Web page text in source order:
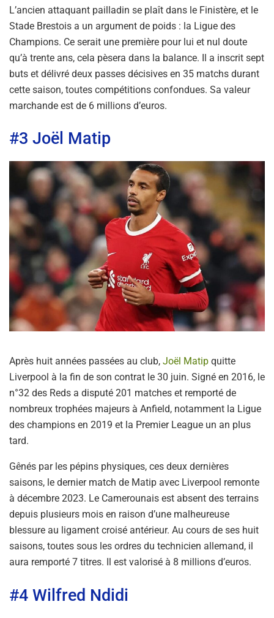
L’ancien attaquant pailladin se plaît dans le Finistère, et le
Stade Brestois a un argument de poids : la Ligue des
Champions. Ce serait une première pour lui et nul doute
qu’à trente ans, cela pèsera dans la balance. Il a inscrit sept
buts et délivré deux passes décisives en 35 matchs durant
cette saison, toutes compétitions confondues. Sa valeur
marchande est de 6 millions d’euros.
#3 Joël Matip
Après huit années passées au club, Joël Matip quitte
Liverpool à la fin de son contrat le 30 juin. Signé en 2016, le
n°32 des Reds a disputé 201 matches et remporté de
nombreux trophées majeurs à Anfield, notamment la Ligue
des champions en 2019 et la Premier League un an plus
tard.
Gênés par les pépins physiques, ces deux dernières
saisons, le dernier match de Matip avec Liverpool remonte
à décembre 2023. Le Camerounais est absent des terrains
depuis plusieurs mois en raison d’une malheureuse
blessure au ligament croisé antérieur. Au cours de ses huit
saisons, toutes sous les ordres du technicien allemand, il
aura remporté 7 titres. Il est valorisé à 8 millions d’euros.
#4 Wilfred Ndidi